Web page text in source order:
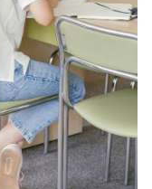
la guerre, des